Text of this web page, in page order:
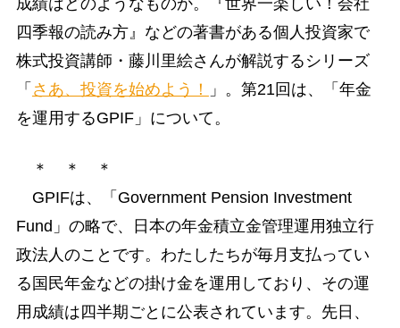
成績はどのようなものか。『世界一楽しい！会社
四季報の読み方』などの著書がある個人投資家で
株式投資講師・藤川里絵さんが解説するシリーズ
「 さあ、投資を始めよう！
」。第21回は、「年金
を運用するGPIF」について。
＊ ＊ ＊
GPIFは、「Government Pension Investment
Fund」の略で、日本の年金積立金管理運用独立行
政法人のことです。わたしたちが毎月支払ってい
る国民年金などの掛け金を運用しており、その運
用成績は四半期ごとに公表されています。先日、